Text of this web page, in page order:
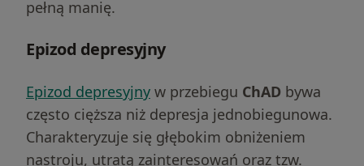
pełną manię.
Epizod depresyjny
Epizod depresyjny w przebiegu ChAD bywa
często cięższa niż depresja jednobiegunowa.
Charakteryzuje się głębokim obniżeniem
nastroju, utratą zainteresowań oraz tzw.